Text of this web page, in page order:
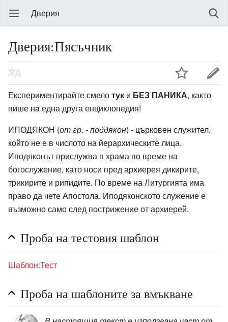
Дверия
Дверия:Пясъчник
Експериментирайте смелотук и БЕЗ ПАНИКА, както
пише на една друга енциклопедия!
ИПОДЯКОН (от гр. - поддякон) - църковен служител,
който не е в числото на йерархическите лица.
Иподяконът прислужва в храма по време на
богослужение, като носи пред архиерея дикирите,
трикирите и рипидите. По време на Литургията има
право да чете Апостола. Иподяконското служение е
възможно само след пострижение от архиерей.
Проба на тестовия шаблон
Шаблон:Тест
Проба на шаблоните за вмъкване